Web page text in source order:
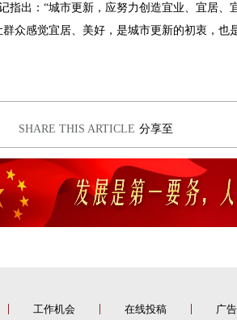
指出：“城市更新，应努力创造宜业、宜居
群众感觉宜居、美好，是城市更新的初衷，也
SHARE THIS ARTICLE 分享至
工作机会 在线投稿 广